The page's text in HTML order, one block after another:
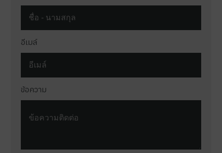
อีเมล์
ข้อความ